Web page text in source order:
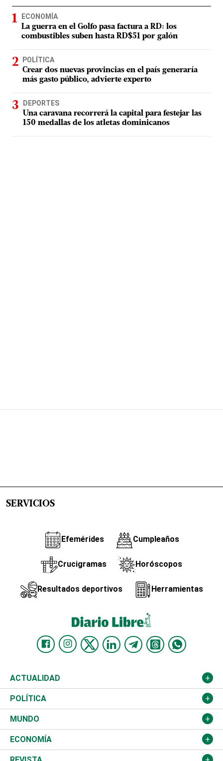
ECONOMÍA
La guerra en el Golfo pasa factura a RD: los
combustibles suben hasta RD$51 por galón
POLÍTICA
Crear dos nuevas provincias en el país generaría
más gasto público, advierte experto
DEPORTES
Una caravana recorrerá la capital para festejar las
150 medallas de los atletas dominicanos
SERVICIOS
Efemérides Cumpleaños
Crucigramas Horóscopos
Resultados deportivos Herramientas
ACTUALIDAD
Nacional
Ciudad
Educación
Salud
POLÍTICA
Partidos
JCE
TSE
MUNDO
Estados Unidos
ECONOMÍA